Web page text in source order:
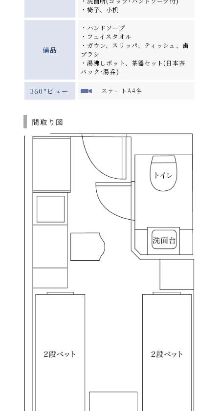
・椅子、小机
備品
・ハンドソープ
・フェイスタオル
・ガウン、スリッパ、ティッシュ、歯
ブラシ
・湯沸しポット、茶器セット(日本茶
パック･湯呑)
360°ビュー ステートA4名
間取り図